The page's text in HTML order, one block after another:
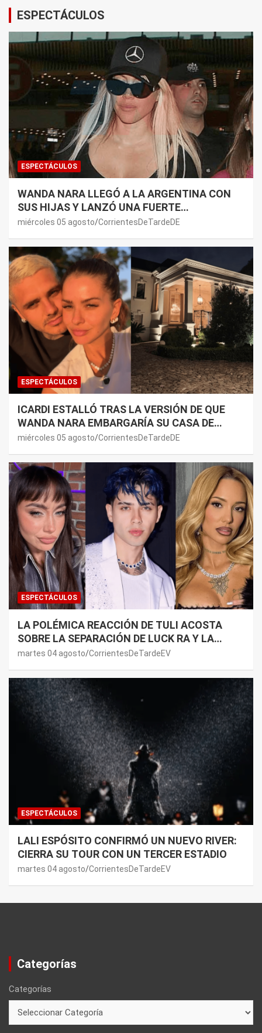
ESPECTÁCULOS
ESPECTÁCULOS
WANDA NARA LLEGÓ A LA ARGENTINA CON
SUS HIJAS Y LANZÓ UNA FUERTE
PREMONICIÓN SOBRE MAURO ICARDI
miércoles 05 agosto CorrientesDeTardeDE
ESPECTÁCULOS
ICARDI ESTALLÓ TRAS LA VERSIÓN DE QUE
WANDA NARA EMBARGARÍA SU CASA DE
NORDELTA: “NECESITAN RASCAR DE ALGÚN
miércoles 05 agosto CorrientesDeTardeDE
ESPECTÁCULOS
LA POLÉMICA REACCIÓN DE TULI ACOSTA
SOBRE LA SEPARACIÓN DE LUCK RA Y LA
JOAQUI: “¿MI VERDAD?”
martes 04 agosto CorrientesDeTardeEV
ESPECTÁCULOS
LALI ESPÓSITO CONFIRMÓ UN NUEVO RIVER:
CIERRA SU TOUR CON UN TERCER ESTADIO
martes 04 agosto CorrientesDeTardeEV
Categorías
Categorías